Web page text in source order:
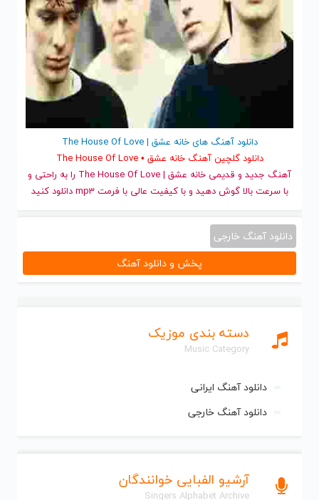
دسته بندی موزیک
Music Category
دانلود آهنگ ایرانی
دانلود آهنگ خارجی
آرشیو الفبایی خوانندگان
Singers Alphabet Archive
دانلود آهنگ های خانه عشق | The House Of Love
دانلود گلچین آهنگ خانه عشق • The House Of Love
آهنگ جدید
و قدیمی خانه عشق | The House Of Love را به راحتی و
با سرعت بالا گوش دهید و با کیفیت عالی با فرمت mp3 دانلود کنید
دانلود آهنگ خارجی
پخش و دانلود آهنگ